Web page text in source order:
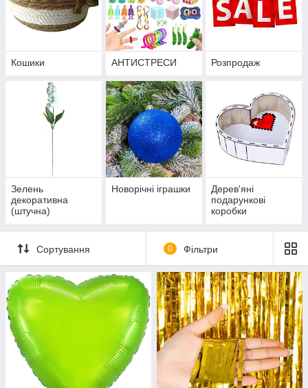
Кошики АНТИСТРЕСИ Розпродаж
Зелень
декоративна
(штучна)
Новорічні іграшки
Дерев'яні
подарункові
коробки
Сортування 0 Фільтри